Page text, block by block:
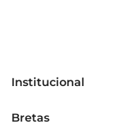
Institucional
Grupo Cencosud
Bretas